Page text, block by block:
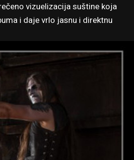
vizuelizacija suštine koja
i daje vrlo jasnu i direktnu